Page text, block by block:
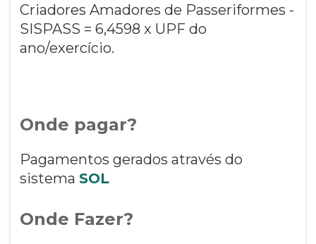
Criadores Amadores de Passeriformes -
SISPASS = 6,4598 x UPF do
ano/exercício.
Onde pagar?
Pagamentos gerados através do
sistema SOL
Onde Fazer?